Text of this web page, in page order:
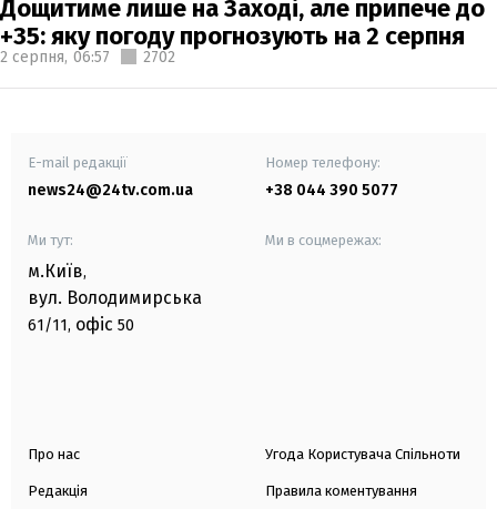
Дощитиме лише на Заході, але припече до
+35: яку погоду прогнозують на 2 серпня
2 серпня, 06:57 2702
E-mail редакції
news24@24tv.com.ua
Номер телефону:
+38 044 390 5077
Ми тут:
м.Київ,
вул. Володимирська
61/11, офіс 50
Ми в соцмережах:
Про нас
Редакція
Угода Користувача Спільноти
Правила коментування